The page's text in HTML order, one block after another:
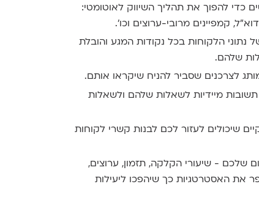
כדי להפוך את תהליך השיווק לאוטומטי:
קמפיינים מרובי-ערוצים וכו'.
נתוני הלקוחות בכל נקודות המגע והובלת
שלהם.
לצרכנים שסביר להניח שיקראו אותם.
מיידיות לשאלות שלהם ולשאלות
שיכולים לעזור לכם לבנות קשרי לקוחות
שלכם - שיעורי הקלקה, תזמון, ערוצים,
את האסטרטגיות כך שיהפכו ליעילות